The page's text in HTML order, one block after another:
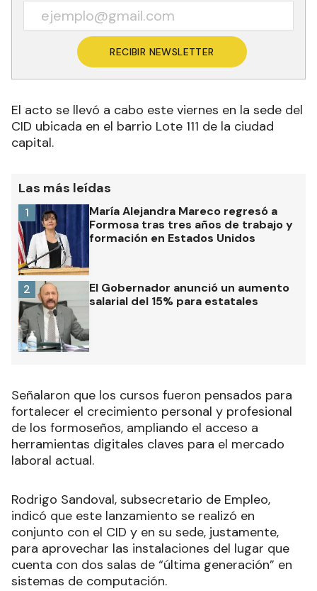
RECIBIR NEWSLETTER
El acto se llevó a cabo este viernes en la sede del
CID ubicada en el barrio Lote 111 de la ciudad
capital.
Las más leídas
María Alejandra Mareco regresó a
Formosa tras tres años de trabajo y
formación en Estados Unidos
1
El Gobernador anunció un aumento
salarial del 15% para estatales
2
Señalaron que los cursos fueron pensados para
fortalecer el crecimiento personal y profesional
de los formoseños, ampliando el acceso a
herramientas digitales claves para el mercado
laboral actual.
Rodrigo Sandoval, subsecretario de Empleo,
indicó que este lanzamiento se realizó en
conjunto con el CID y en su sede, justamente,
para aprovechar las instalaciones del lugar que
cuenta con dos salas de “última generación” en
sistemas de computación.